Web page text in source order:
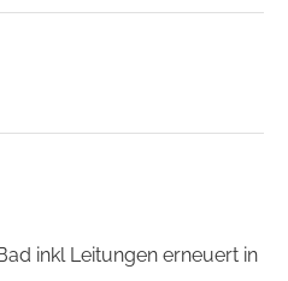
inkl Leitungen erneuert in